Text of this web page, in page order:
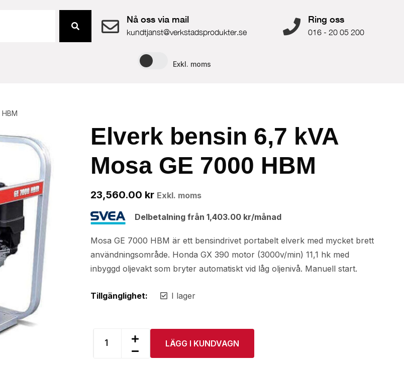
Nå oss via mail
kundtjanst@verkstadsprodukter.se
Ring oss
016 - 20 05 200
Exkl. moms
Delbetalning från 1,403.00 kr/månad
23,560.00 kr Exkl. moms
Elverk bensin 6,7 kVA
Mosa GE 7000 HBM
Mosa GE 7000 HBM är ett bensindrivet portabelt elverk med mycket brett
användningsområde. Honda GX 390 motor (3000v/min) 11,1 hk med
inbyggd oljevakt som bryter automatiskt vid låg oljenivå. Manuell start.
Tillgänglighet: I lager
LÄGG I KUNDVAGN